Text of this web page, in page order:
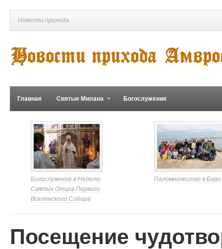
Новости прихода
Главная Святые Милана Богослужения
Богослужение в Неделю
Святых Отцов Первого
Вселенского Собора
Паломничество в Бари
Посещение